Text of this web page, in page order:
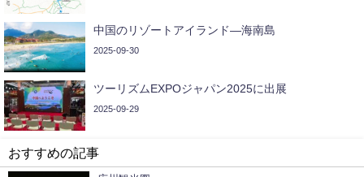
中国のリゾートアイランド—海南島
2025-09-30
ツーリズムEXPOジャパン2025に出展
2025-09-29
おすすめの記事